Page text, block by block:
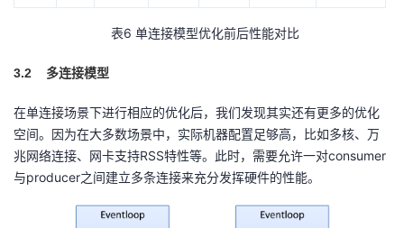
表6 单连接模型优化前后性能对比
3.2 多连接模型
在单连接场景下进行相应的优化后，我们发现其实还有更多的优化
空间。因为在大多数场景中，实际机器配置足够高，比如多核、万
兆网络连接、网卡支持RSS特性等。此时，需要允许一对consumer
与producer之间建立多条连接来充分发挥硬件的性能。